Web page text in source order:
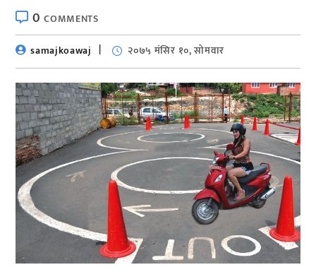
0COMMENTS
samajkoawaj
२०७५ मंसिर १०, सोमवार